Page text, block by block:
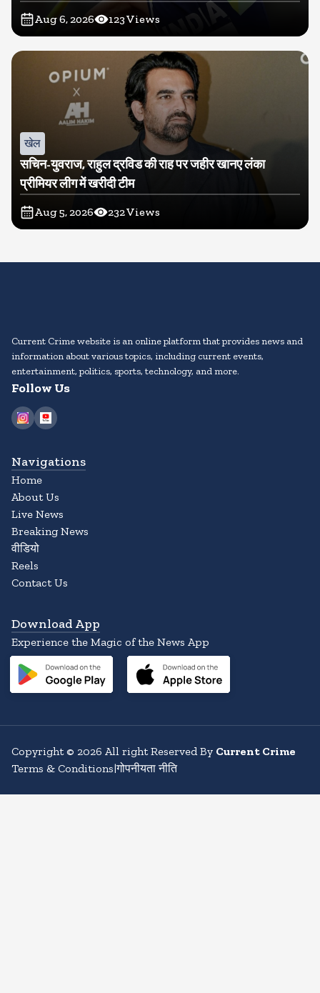
Aug 6, 2026 123Views
खेल
सचिन-युवराज, राहुल द्रविड की राह पर जहीर खानए लंका
प्रीमियर लीग में खरीदी टीम
Aug 5, 2026 232Views
Current Crime website is an online platform that provides news and
information about various topics, including current events,
entertainment, politics, sports, technology, and more.
Follow Us
Navigations
Home
About Us
Live News
Breaking News
वीडियो
Reels
Contact Us
Download App
Experience the Magic of the News App
Copyright© 2026 All right Reserved By Current Crime
Terms & Conditions|गोपनीयता नीति